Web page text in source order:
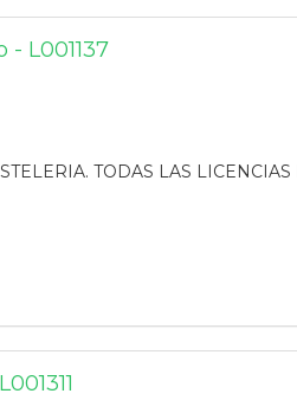
L001137
TODAS LAS LICENCIAS